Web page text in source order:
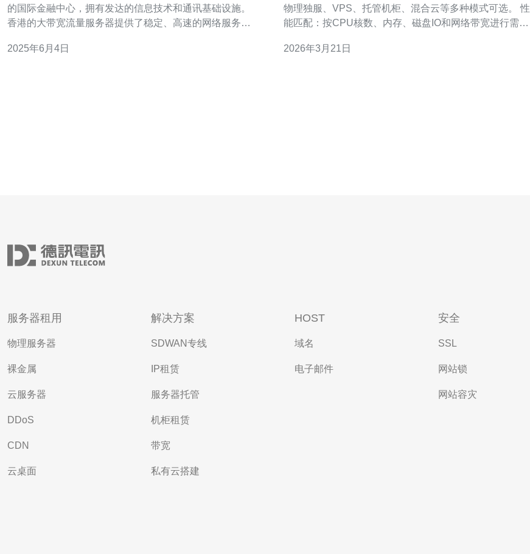
的国际金融中心，拥有发达的信息技术和通讯基础设施。
香港的大带宽流量服务器提供了稳定、高速的网络服务，
企业和个人用户的基本需求。快速的网络连接可以提高工
2025年6月4日
物理独服、VPS、托管机柜、混合云等多种模式可选。 性
能匹配：按CPU核数、内存、磁盘IO和网络带宽进行需求
案。 合规性：港澳业务注意本地化数据存放与审计要求。
2026年3月21日
服务器租用
物理服务器
裸金属
云服务器
DDoS
CDN
云桌面
解决方案
SDWAN专线
IP租赁
服务器托管
机柜租赁
带宽
私有云搭建
HOST
域名
电子邮件
安全
SSL
网站锁
网站容灾